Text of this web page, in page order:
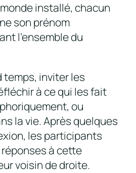
installé, chacun
son prénom
l’ensemble du
temps, inviter les
à ce qui les fait
ou
la vie. Après quelques
les participants
à cette
voisin de droite.